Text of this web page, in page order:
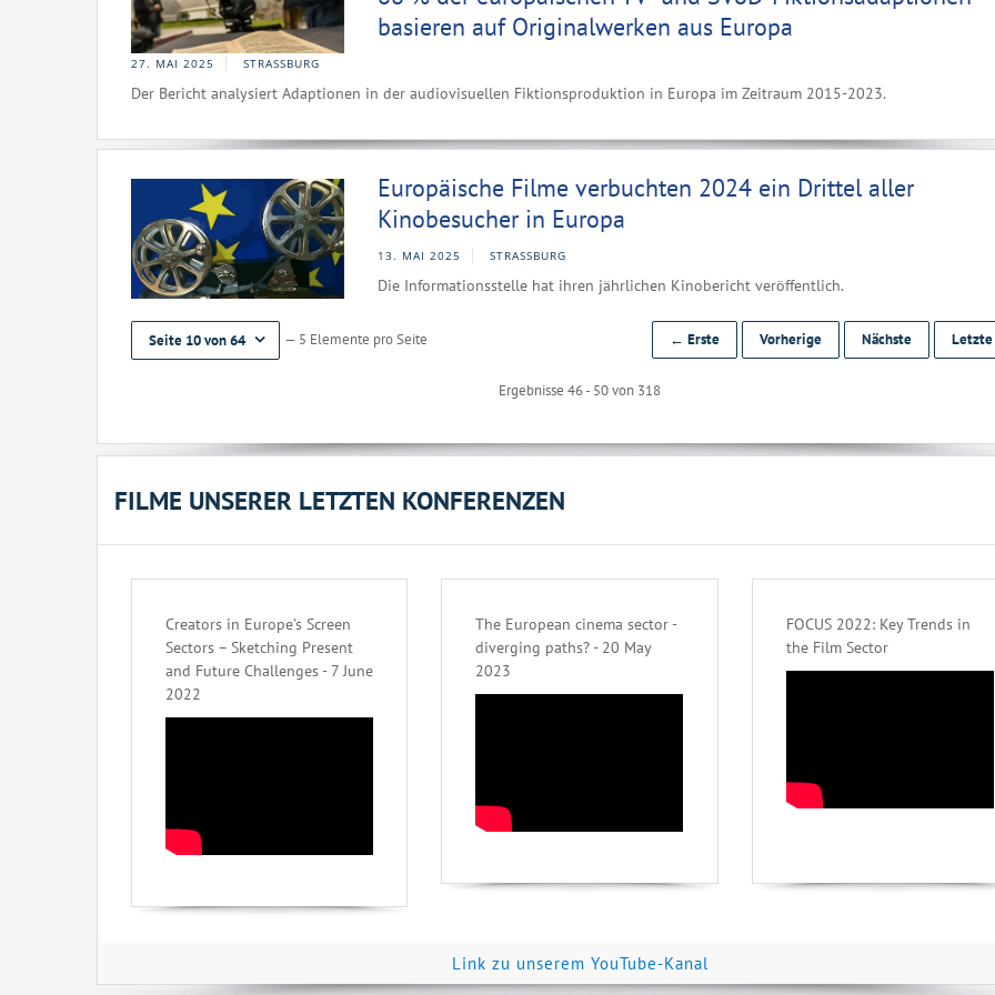
basieren auf Originalwerken aus Europa
27. MAI 2025 STRASSBURG
Der Bericht analysiert Adaptionen in der audiovisuellen Fiktionsproduktion in Europa im Zeitraum 2015-2023.
Europäische Filme verbuchten 2024 ein Drittel aller
Kinobesucher in Europa
13. MAI 2025 STRASSBURG
Die Informationsstelle hat ihren jährlichen Kinobericht veröffentlich.
Seite 10 von 64 — 5 Elemente pro Seite
Ergebnisse 46 - 50 von 318
← Erste Vorherige Nächste
FILME UNSERER LETZTEN KONFERENZEN
Creators in Europe’s Screen
Sectors – Sketching Present
and Future Challenges - 7 June
2022
The European cinema sector -
diverging paths? - 20 May
2023
FOCUS 2022: Key Trends in
the Film Sector
Link zu unserem YouTube-Kanal